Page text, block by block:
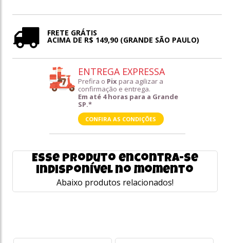
FRETE GRÁTIS
ACIMA DE R$ 149,90 (GRANDE SÃO PAULO)
ENTREGA EXPRESSA
Prefira o Pix para agilizar a
confirmação e entrega.
Em até 4 horas para a Grande
SP.*
CONFIRA AS CONDIÇÕES
Esse produto encontra-se
indisponível no momento
Abaixo produtos relacionados!